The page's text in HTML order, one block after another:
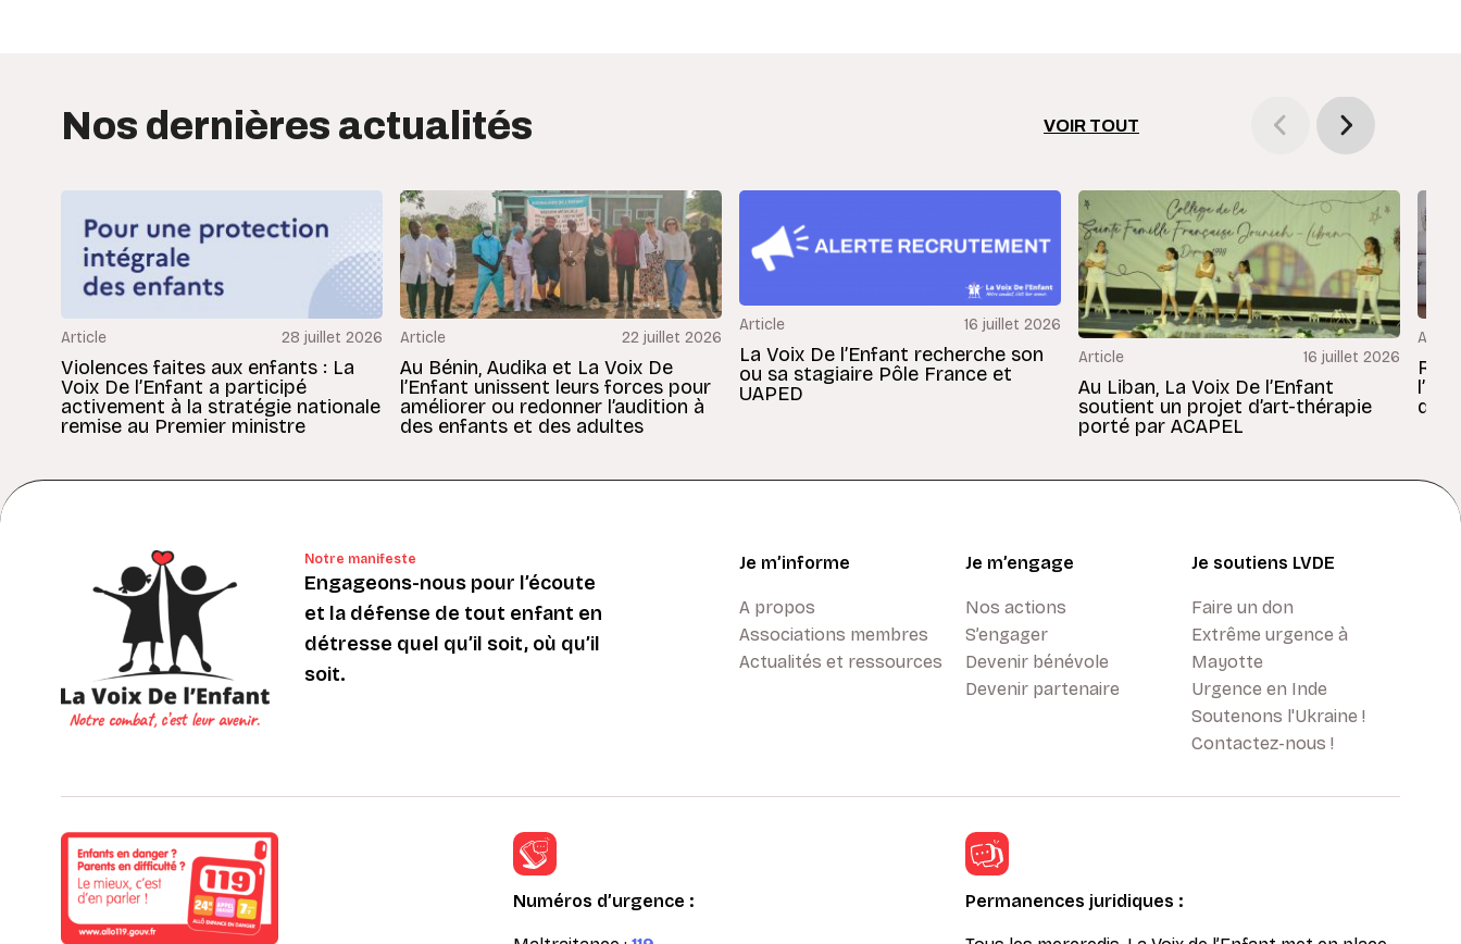
Nos dernières actualités VOIR TOUT
Article 28 juillet 2026
Violences faites aux enfants : La
Voix De l’Enfant a participé
activement à la stratégie nationale
remise au Premier ministre
Article 22 juillet 2026
Au Bénin, Audika et La Voix De
l’Enfant unissent leurs forces pour
améliorer ou redonner l’audition à
des enfants et des adultes
Article 16 juillet 2026
La Voix De l’Enfant recherche son
ou sa stagiaire Pôle France et
UAPED
Article 16 juillet 2026
Au Liban, La Voix De l’Enfant
soutient un projet d’art-thérapie
porté par ACAPEL
Notre manifeste
Engageons-nous pour l’écoute
et la défense de tout enfant en
détresse quel qu’il soit, où qu’il
soit.
Je m’informe
A propos
Associations membres
Actualités et ressources
Je m’engage
Nos actions
S’engager
Devenir bénévole
Devenir partenaire
Je soutiens LVDE
Faire un don
Extrême urgence à
Mayotte
Urgence en Inde
Soutenons l'Ukraine !
Contactez-nous !
Numéros d’urgence : Permanences juridiques :